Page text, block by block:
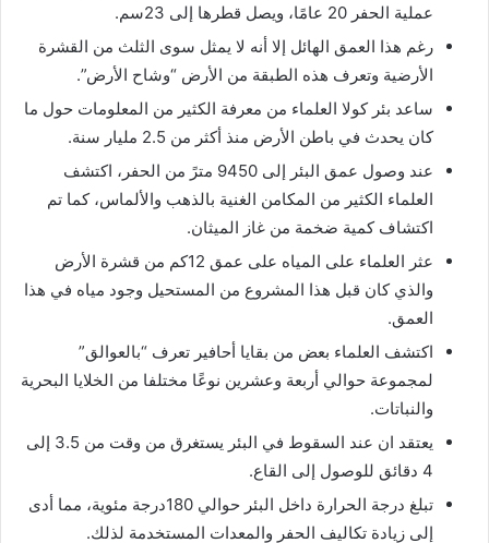
عملية الحفر 20 عامًا، ويصل قطرها إلى 23سم.
رغم هذا العمق الهائل إلا أنه لا يمثل سوى الثلث من القشرة
الأرضية وتعرف هذه الطبقة من الأرض “وشاح الأرض”.
ساعد بئر كولا العلماء من معرفة الكثير من المعلومات حول ما
كان يحدث في باطن الأرض منذ أكثر من 2.5 مليار سنة.
عند وصول عمق البئر إلى 9450 مترً من الحفر، اكتشف
العلماء الكثير من المكامن الغنية بالذهب والألماس، كما تم
اكتشاف كمية ضخمة من غاز الميثان.
عثر العلماء على المياه على عمق 12كم من قشرة الأرض
والذي كان قبل هذا المشروع من المستحيل وجود مياه في هذا
العمق.
اكتشف العلماء بعض من بقايا أحافير تعرف “بالعوالق”
لمجموعة حوالي أربعة وعشرين نوعًا مختلفا من الخلايا البحرية
والنباتات.
يعتقد ان عند السقوط في البئر يستغرق من وقت من 3.5 إلى
4 دقائق للوصول إلى القاع.
تبلغ درجة الحرارة داخل البئر حوالي 180درجة مئوية، مما أدى
إلى زيادة تكاليف الحفر والمعدات المستخدمة لذلك.